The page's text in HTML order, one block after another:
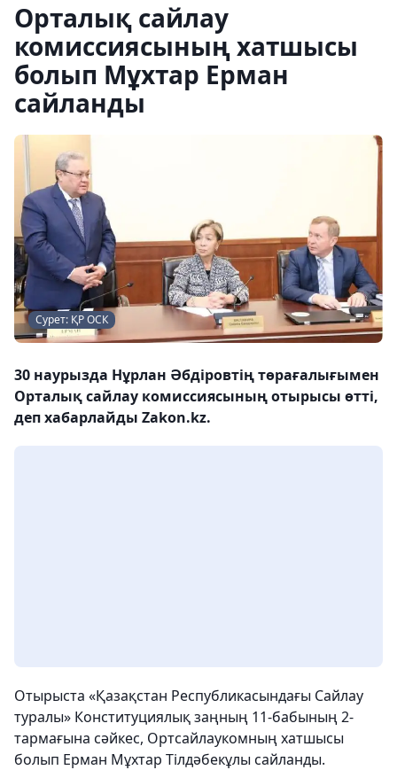
Орталық сайлау
комиссиясының хатшысы
болып Мұхтар Ерман
сайланды
Сурет: ҚР ОСК
30 наурызда Нұрлан Әбдіровтің төрағалығымен
Орталық сайлау комиссиясының отырысы өтті,
деп хабарлайды Zakon.kz.
Отырыста «Қазақстан Республикасындағы Сайлау
туралы» Конституциялық заңның 11-бабының 2-
тармағына сәйкес, Ортсайлаукомның хатшысы
болып Ерман Мұхтар Тілдәбекұлы сайланды.